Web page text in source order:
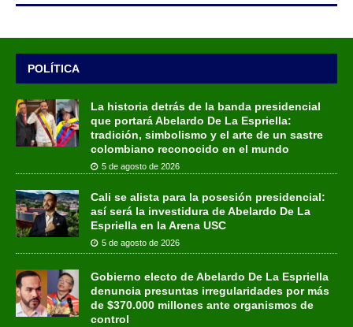
POLÍTICA
La historia detrás de la banda presidencial
que portará Abelardo De La Espriella:
tradición, simbolismo y el arte de un sastre
colombiano reconocido en el mundo
5 de agosto de 2026
Cali se alista para la posesión presidencial:
así será la investidura de Abelardo De La
Espriella en la Arena USC
5 de agosto de 2026
Gobierno electo de Abelardo De La Espriella
denuncia presuntas irregularidades por más
de $370.000 millones ante organismos de
control